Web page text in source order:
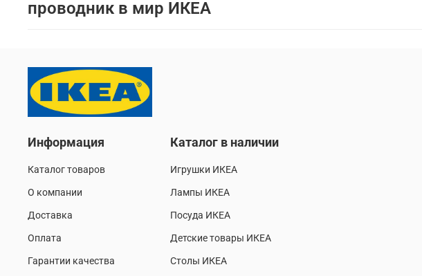
проводник в мир ИКЕА
Информация
Каталог товаров
О компании
Доставка
Оплата
Гарантии качества
Каталог в наличии
Игрушки ИКЕА
Лампы ИКЕА
Посуда ИКЕА
Детские товары ИКЕА
Столы ИКЕА